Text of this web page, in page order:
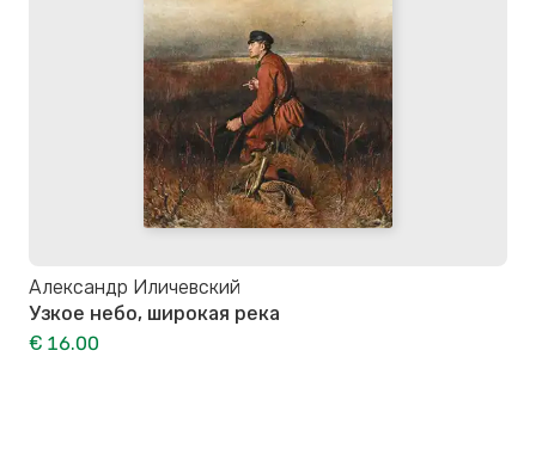
Александр Иличевский
Узкое небо, широкая река
€ 16.00